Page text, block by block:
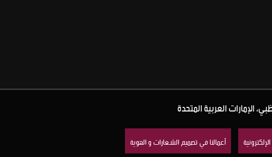
الإمارات العربية المتحدة
أعمالنا في تصميم الشعارات و الهوية